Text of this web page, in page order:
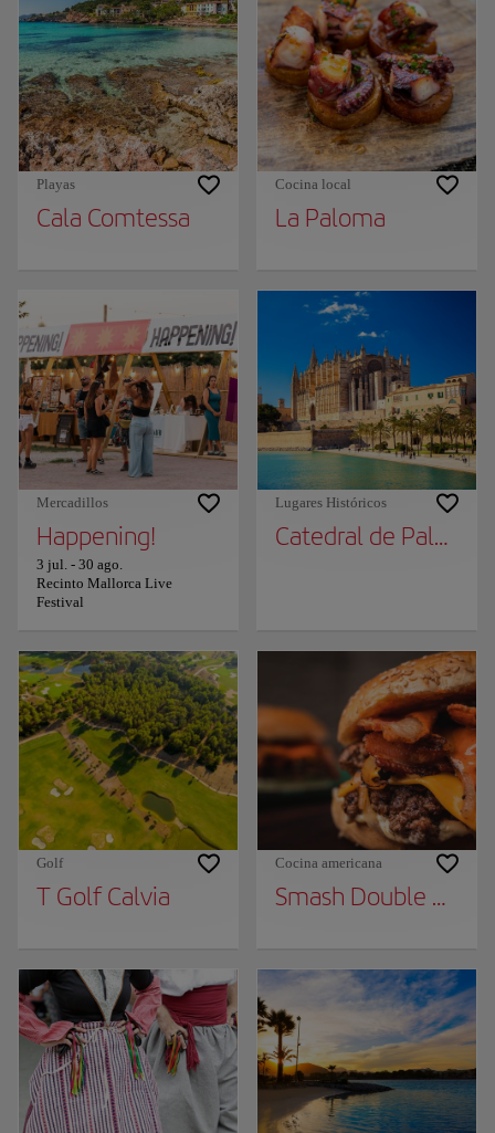
Playas
Cala Comtessa
Cocina local
La Paloma
Mercadillos
Happening!
3 jul. - 30 ago.
Recinto Mallorca Live
Festival
Lugares Históricos
Catedral de Palma
Golf
T Golf Calvia
Cocina americana
Smash Double